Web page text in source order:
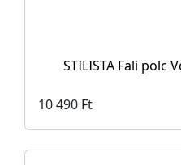
STILISTA Fali polc
10 490 Ft